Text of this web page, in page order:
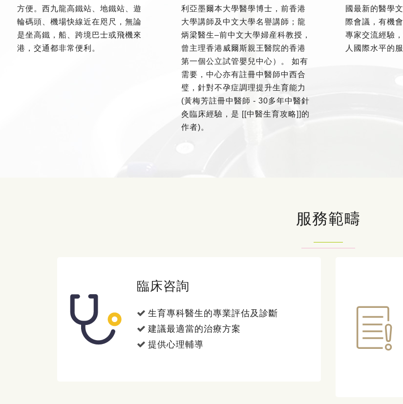
方便。西九龍高鐵站、地鐵站、遊
輪碼頭、機場快線近在咫尺，無論
是坐高鐵，船、跨境巴士或飛機來
港，交通都非常便利。
利亞墨爾本大學醫學博士，前香港
大學講師及中文大學名譽講師；龍
炳梁醫生–前中文大學婦産科教授，
曾主理香港威爾斯親王醫院的香港
第一個公立試管嬰兒中心）。 如有
需要，中心亦有註冊中醫師中西合
璧，針對不孕症調理提升生育能力
(黃梅芳註冊中醫師 - 30多年中醫針
灸臨床經驗，是 [[中醫生育攻略]]的
作者)。
國最新的醫學
際會議，有機
專家交流經驗
人國際水平的服
服務範疇
臨床咨詢
生育專科醫生的專業評估及診斷
建議最適當的治療方案
提供心理輔導